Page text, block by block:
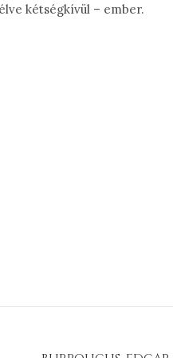
kétségkívül – ember.